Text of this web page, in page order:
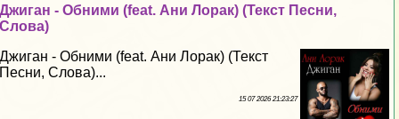
Джиган - Обними (feat. Ани Лоpaк) (Текст Песни,
Слова)
Джиган - Обними (feat. Ани Лоpaк) (Текст
Песни, Слова)...
15 07 2026 21:23:27